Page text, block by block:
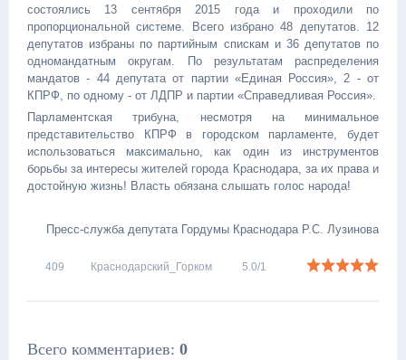
состоялись 13 сентября 2015 года и проходили по
пропорциональной системе. Всего избрано 48 депутатов. 12
депутатов избраны по партийным спискам и 36 депутатов по
одномандатным округам. По результатам распределения
мандатов - 44 депутата от партии «Единая Россия», 2 - от
КПРФ, по одному - от ЛДПР и партии «Справедливая Россия».
Парламентская трибуна, несмотря на минимальное
представительство КПРФ в городском парламенте, будет
использоваться максимально, как один из инструментов
борьбы за интересы жителей города Краснодара, за их права и
достойную жизнь! Власть обязана слышать голос народа!
Пресс-служба депутата Гордумы Краснодара Р.С. Лузинова
409 Краснодарский_Горком 5.0/1
Всего комментариев: 0